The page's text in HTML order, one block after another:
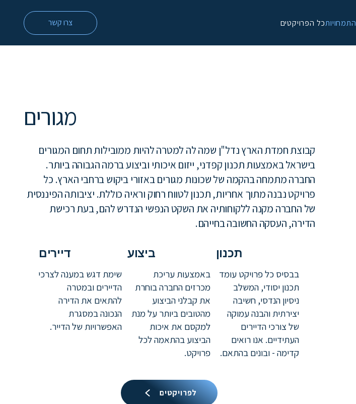
צרו קשר התמחויותכל הפרויקטים
מגורים
קבוצת חמדת הארץ נדל"ן שמה לה למטרה להיות ממובילות תחום המגורים
בישראל באמצעות תכנון קפדני, ייזום איכותי וביצוע ברמה הגבוהה ביותר.
החברה מתמחה בהקמה של שכונות מגורים באזורי ביקוש ברחבי הארץ. כל
פרויקט נבנה מתוך אחריות, תכנון לטווח רחוק וראיה כוללת. יציבותה הפיננסית
של החברה מקנה ללקוחותיה את השקט הנפשי הנדרש להם, בעת רכישת
הדירה, העסקה החשובה בחייהם.
תכנון
בבסיס כל פרויקט עומד
תכנון יסודי, המשלב
ניסיון הנדסי, חשיבה
יצירתית והבנה עמוקה
של צורכי הדיירים
העתידיים. אנו רואים
קדימה - ובונים בהתאם.
ביצוע
באמצעות עריכת
מכרזים החברה בוחרת
את קבלני הביצוע
מהטובים ביותר על מנת
למקסם את איכות
הביצוע בהתאמה לכל
פרויקט.
דיירים
שימת דגש במענה לצרכי
הדיירים ובמטרה
להתאים את הדירה
הנכונה במסגרת
האפשרויות של הדייר.
לפרויקטים